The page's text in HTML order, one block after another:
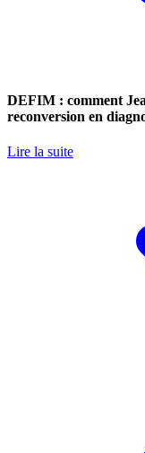
DEFIM : comment
reconversion en
Lire la suite